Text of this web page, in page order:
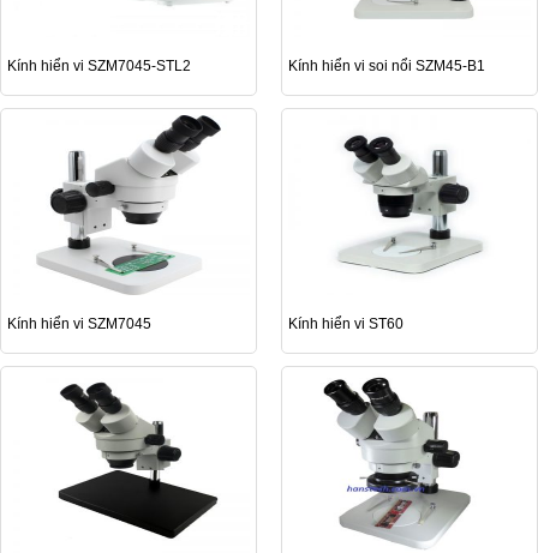
Kính hiển vi SZM7045-STL2 Kính hiển vi soi nổi SZM45-B1
Kính hiển vi SZM7045 Kính hiển vi ST60